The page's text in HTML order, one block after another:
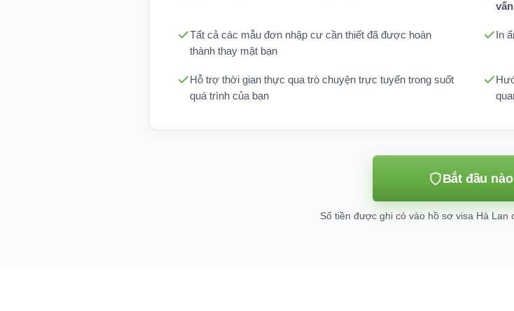
vấn
Tất cả các mẫu đơn nhập cư cần thiết đã được hoàn
thành thay mặt bạn
In
Hỗ trợ thời gian thực qua trò chuyện trực tuyến trong suốt
quá trình của bạn
Bắt đầu nào
Số tiền được ghi có vào hồ sơ visa Hà Lan